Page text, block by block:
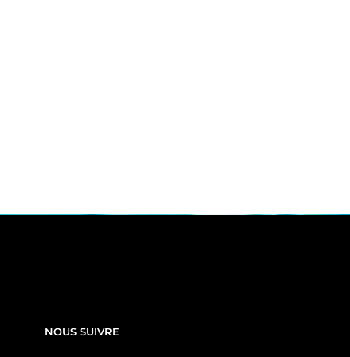
NOUS SUIVRE